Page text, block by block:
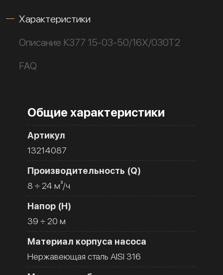
Характеристики
Описание К377 15-03-50/16Х/030Т2
FAQ
Общие характеристики
Артикул
13214087
Производительность (Q)
8 ÷ 24 м³/ч
Напор (H)
39 ÷ 20 м
Материал корпуса насоса
Нержавеющая сталь AISI 316